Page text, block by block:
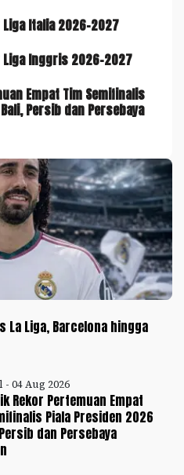
Italia 2026-2027
Inggris 2026-2027
Empat Tim Semifinalis
Persib dan Persebaya
La Liga, Barcelona hingga
04 Aug 2026
Rekor Pertemuan Empat
Piala Presiden 2026
dan Persebaya